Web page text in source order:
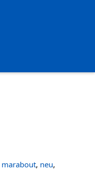
marabout, neu,